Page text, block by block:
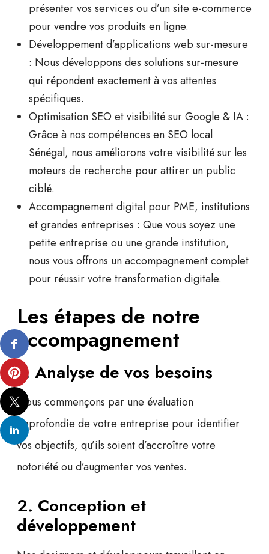
présenter vos services ou d’un site e-commerce
pour vendre vos produits en ligne.
Développement d’applications web sur-mesure
: Nous développons des solutions sur-mesure
qui répondent exactement à vos attentes
spécifiques.
Optimisation SEO et visibilité sur Google & IA :
Grâce à nos compétences en SEO local
Sénégal, nous améliorons votre visibilité sur les
moteurs de recherche pour attirer un public
ciblé.
Accompagnement digital pour PME, institutions
et grandes entreprises : Que vous soyez une
petite entreprise ou une grande institution,
nous vous offrons un accompagnement complet
pour réussir votre transformation digitale.
Les étapes de notre
accompagnement
1. Analyse de vos besoins
Nous commençons par une évaluation
approfondie de votre entreprise pour identifier
vos objectifs, qu’ils soient d’accroître votre
notoriété ou d’augmenter vos ventes.
2. Conception et
développement